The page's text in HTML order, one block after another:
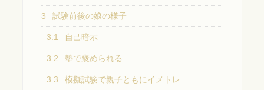
3 試験前後の娘の様子
3.1 自己暗示
3.2 塾で褒められる
3.3 模擬試験で親子ともにイメトレ